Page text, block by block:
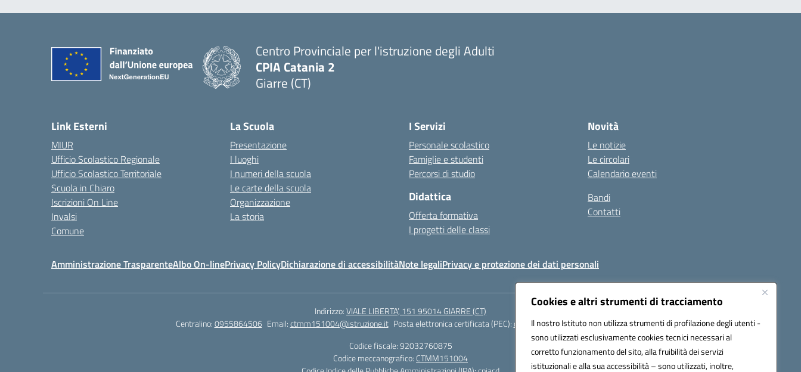
Cookies e altri strumenti di tracciamento
Il nostro Istituto non utilizza strumenti di profilazione degli utenti -
sono utilizzati esclusivamente cookies tecnici necessari al
corretto funzionamento del sito, alla fruibilità dei servizi
istituzionali e alla sua accessibilità – sono utilizzati, inoltre,
Centro Provinciale per l'istruzione degli Adulti
CPIA Catania 2
Giarre (CT)
Link Esterni
MIUR
Ufficio Scolastico Regionale
Ufficio Scolastico Territoriale
Scuola in Chiaro
Iscrizioni On Line
Invalsi
Comune
La Scuola
Presentazione
I luoghi
I numeri della scuola
Le carte della scuola
Organizzazione
La storia
I Servizi
Personale scolastico
Famiglie e studenti
Percorsi di studio
Didattica
Offerta formativa
I progetti delle classi
Novità
Le notizie
Le circolari
Calendario eventi
Bandi
Contatti
Amministrazione TrasparenteAlbo On-linePrivacy PolicyDichiarazione di accessibilitàNote legaliPrivacy e protezione dei dati personali
Indirizzo:VIALE LIBERTA’, 151 95014 GIARRE (CT)
Centralino:0955864506 Email:ctmm151004@istruzione.it Posta elettronica certificata (PEC):ctmm151004@pec.istruzione.it
Codice fiscale: 92032760875
Codice meccanografico: CTMM151004